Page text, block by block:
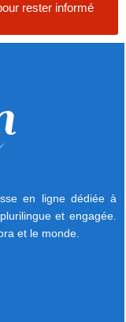
rester informé
en ligne dédiée à
et engagée.
et le monde.